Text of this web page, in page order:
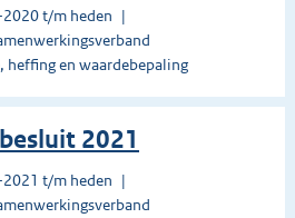
t/m heden
en waardebepaling
2021
t/m heden